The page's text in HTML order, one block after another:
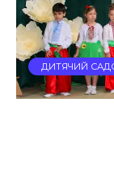
ДИТЯЧИЙ